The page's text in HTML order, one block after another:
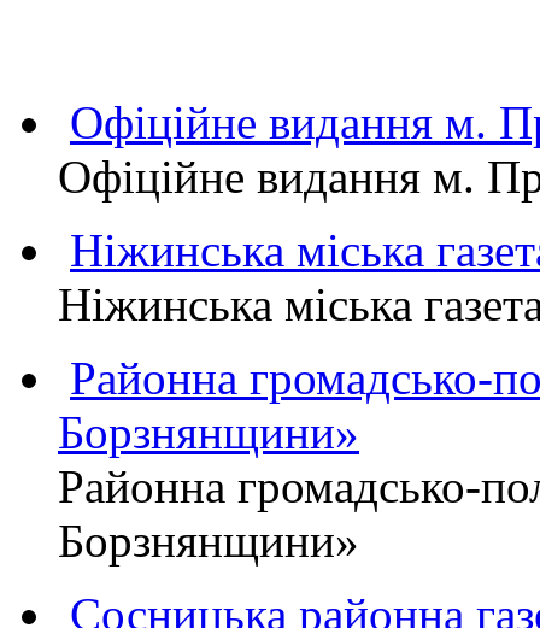
Офіційне видання
Офіційне видання м.
Ніжинська міська
Ніжинська міська
Районна громадсько-
Борзнянщини»
Районна громадсько-
Борзнянщини»
Сосницька районна